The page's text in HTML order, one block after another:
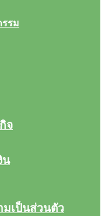
รรม
จ
น
มเป็นส่วนตัว